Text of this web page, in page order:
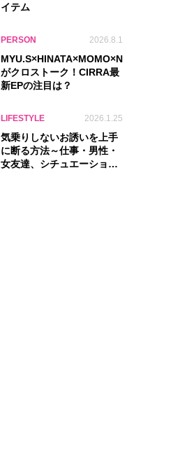
イテム
PERSON 2026.8.1
がクロストーク！CIRRA最
新EPの注目は？
LIFESTYLE 2026.1.25
気乗りしないお誘いを上手
に断る方法～仕事・男性・
女友達、シチュエーション